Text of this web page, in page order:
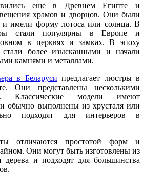
еще в Древнем Египте и
храмов и дворцов. Они были
имели форму лотоса или солнца. В
стали популярны в Европе и
в церквях и замках. В эпоху
более изысканными и начали
камнями и металлами.
в Беларуси предлагает люстры в
Они представлены несколькими
Классические модели имеют
обычно выполнены из хрусталя или
подходят для интерьеров в
отличаются простотой форм и
Они могут быть изготовлены из
дерева и подходят для большинства